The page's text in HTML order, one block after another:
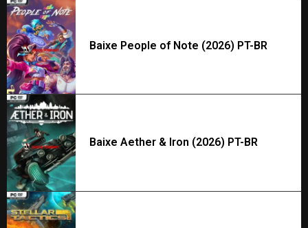
Baixe People of Note (2026) PT-BR
Baixe Aether & Iron (2026) PT-BR